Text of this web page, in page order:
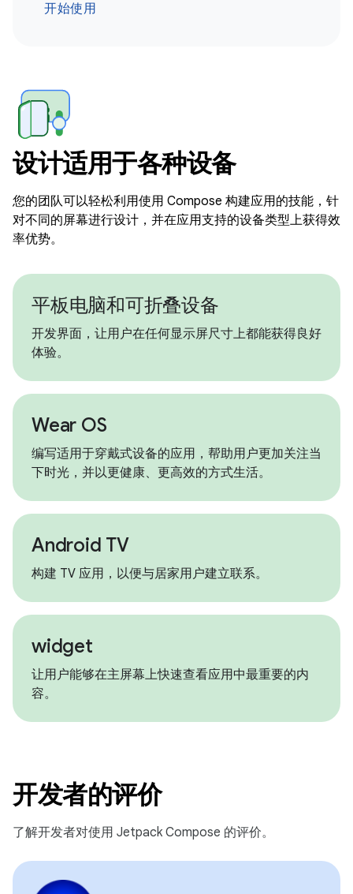
开始使用
设计适用于各种设备
您的团队可以轻松利用使用 Compose 构建应用的技能，针
对不同的屏幕进行设计，并在应用支持的设备类型上获得效
率优势。
平板电脑和可折叠设备
开发界面，让用户在任何显示屏尺寸上都能获得良好
体验。
Wear OS
编写适用于穿戴式设备的应用，帮助用户更加关注当
下时光，并以更健康、更高效的方式生活。
Android TV
构建 TV 应用，以便与居家用户建立联系。
widget
让用户能够在主屏幕上快速查看应用中最重要的内
容。
开发者的评价
了解开发者对使用 Jetpack Compose 的评价。